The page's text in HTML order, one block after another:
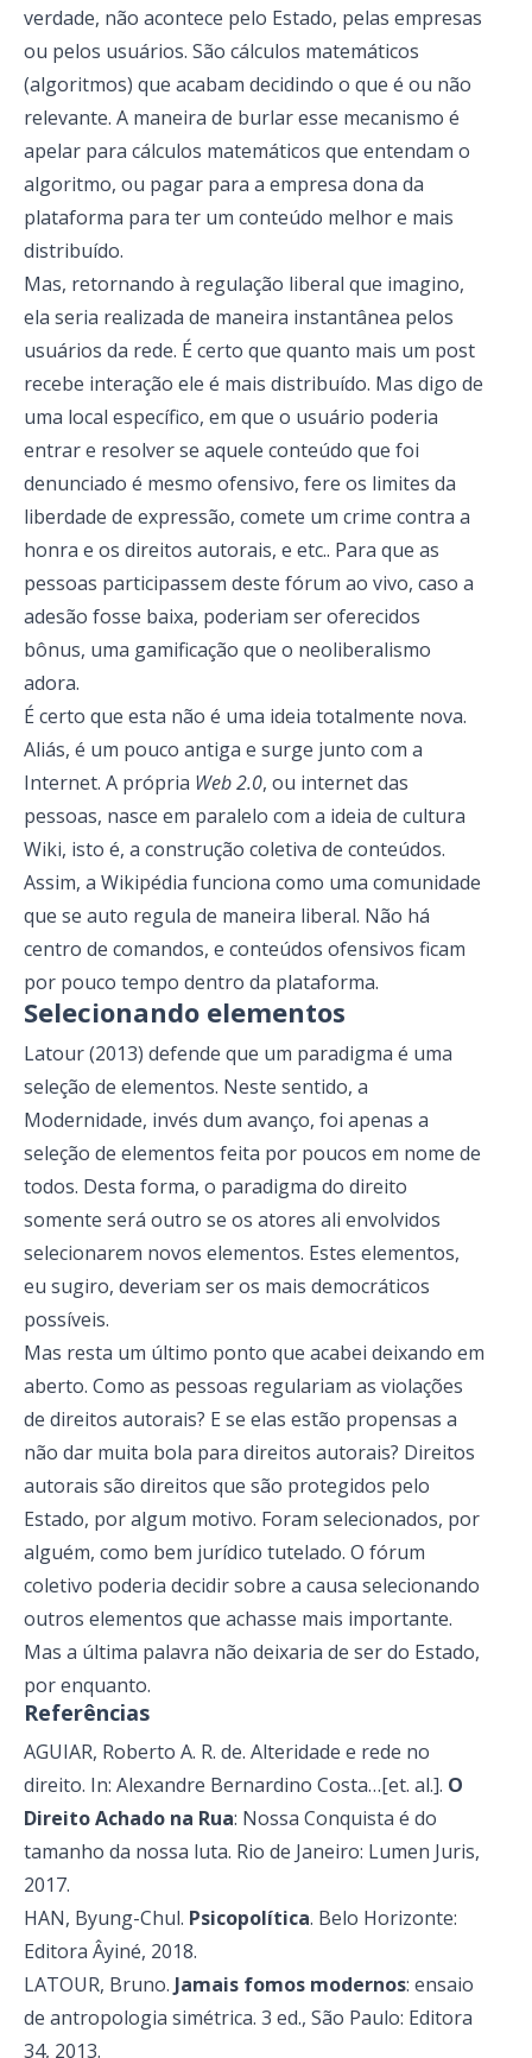
verdade, não acontece pelo Estado, pelas empresas
ou pelos usuários. São cálculos matemáticos
(algoritmos) que acabam decidindo o que é ou não
relevante. A maneira de burlar esse mecanismo é
apelar para cálculos matemáticos que entendam o
algoritmo, ou pagar para a empresa dona da
plataforma para ter um conteúdo melhor e mais
distribuído.
Mas, retornando à regulação liberal que imagino,
ela seria realizada de maneira instantânea pelos
usuários da rede. É certo que quanto mais um post
recebe interação ele é mais distribuído. Mas digo de
uma local específico, em que o usuário poderia
entrar e resolver se aquele conteúdo que foi
denunciado é mesmo ofensivo, fere os limites da
liberdade de expressão, comete um crime contra a
honra e os direitos autorais, e etc.. Para que as
pessoas participassem deste fórum ao vivo, caso a
adesão fosse baixa, poderiam ser oferecidos
bônus, uma gamificação que o neoliberalismo
adora.
É certo que esta não é uma ideia totalmente nova.
Aliás, é um pouco antiga e surge junto com a
Internet. A própria Web 2.0, ou internet das
pessoas, nasce em paralelo com a ideia de cultura
Wiki, isto é, a construção coletiva de conteúdos.
Assim, a Wikipédia funciona como uma comunidade
que se auto regula de maneira liberal. Não há
centro de comandos, e conteúdos ofensivos ficam
por pouco tempo dentro da plataforma.
Selecionando elementos
Latour (2013) defende que um paradigma é uma
seleção de elementos. Neste sentido, a
Modernidade, invés dum avanço, foi apenas a
seleção de elementos feita por poucos em nome de
todos. Desta forma, o paradigma do direito
somente será outro se os atores ali envolvidos
selecionarem novos elementos. Estes elementos,
eu sugiro, deveriam ser os mais democráticos
possíveis.
Mas resta um último ponto que acabei deixando em
aberto. Como as pessoas regulariam as violações
de direitos autorais? E se elas estão propensas a
não dar muita bola para direitos autorais? Direitos
autorais são direitos que são protegidos pelo
Estado, por algum motivo. Foram selecionados, por
alguém, como bem jurídico tutelado. O fórum
coletivo poderia decidir sobre a causa selecionando
outros elementos que achasse mais importante.
Mas a última palavra não deixaria de ser do Estado,
por enquanto.
Referências
AGUIAR, Roberto A. R. de. Alteridade e rede no
direito. In: Alexandre Bernardino Costa…[et. al.]. O
Direito Achado na Rua: Nossa Conquista é do
tamanho da nossa luta. Rio de Janeiro: Lumen Juris,
2017.
HAN, Byung-Chul. Psicopolítica. Belo Horizonte:
Editora Âyiné, 2018.
LATOUR, Bruno. Jamais fomos modernos: ensaio
de antropologia simétrica. 3 ed., São Paulo: Editora
34, 2013.